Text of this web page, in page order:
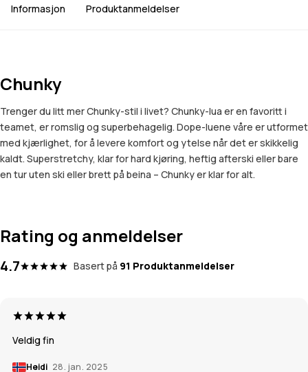
Informasjon Produktanmeldelser
Chunky
Trenger du litt mer Chunky-stil i livet? Chunky-lua er en favoritt i
teamet, er romslig og superbehagelig. Dope-luene våre er utformet
med kjærlighet, for å levere komfort og ytelse når det er skikkelig
kaldt. Superstretchy, klar for hard kjøring, heftig afterski eller bare
en tur uten ski eller brett på beina – Chunky er klar for alt.
Rating og anmeldelser
4.7 Basert på 91 Produktanmeldelser
Veldig fin
Heidi 28. jan. 2025